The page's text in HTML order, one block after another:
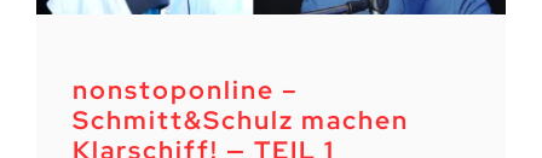
nonstoponline –
Schmitt&Schulz machen
Klarschiff! — TEIL 1